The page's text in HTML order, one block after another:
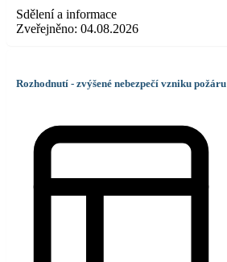
Sdělení a informace
Zveřejněno: 04.08.2026
Rozhodnutí - zvýšené nebezpečí vzniku požáru